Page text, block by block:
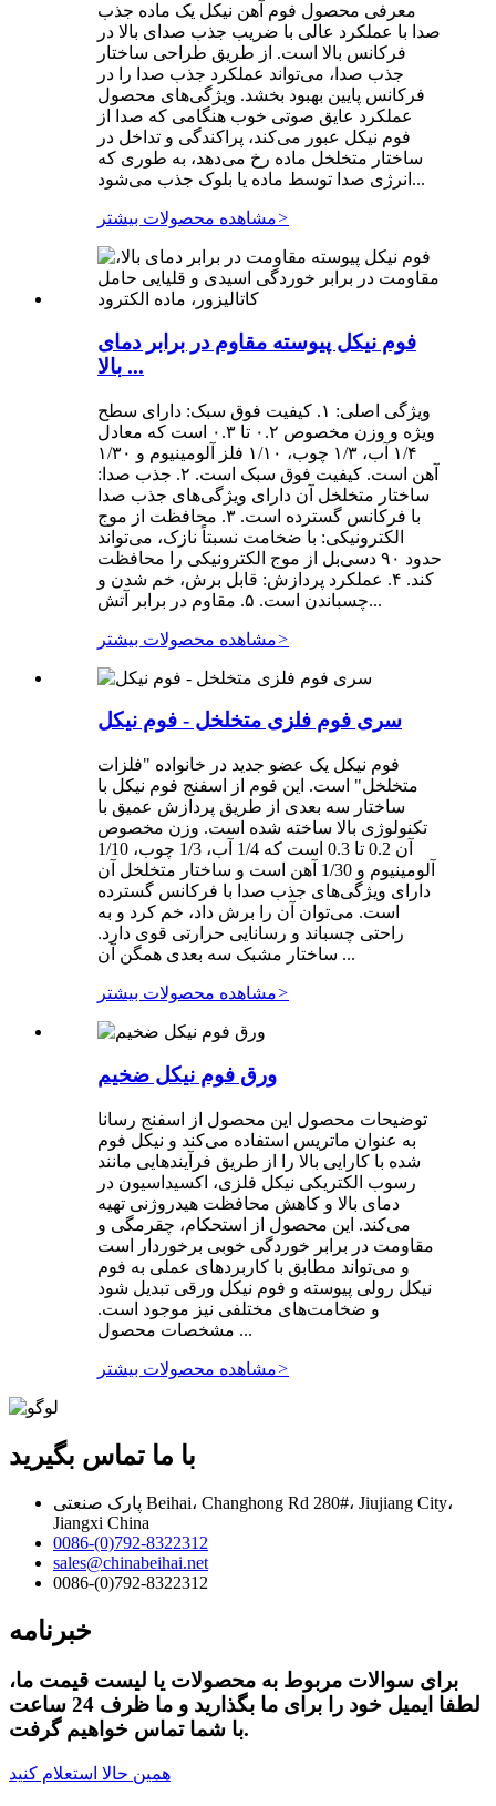
معرفی محصول فوم آهن نیکل یک ماده جذب
صدا با عملکرد عالی با ضریب جذب صدای بالا در
فرکانس بالا است. از طریق طراحی ساختار
جذب صدا، می‌تواند عملکرد جذب صدا را در
فرکانس پایین بهبود بخشد. ویژگی‌های محصول
عملکرد عایق صوتی خوب هنگامی که صدا از
فوم نیکل عبور می‌کند، پراکندگی و تداخل در
ساختار متخلخل ماده رخ می‌دهد، به طوری که
انرژی صدا توسط ماده یا بلوک جذب می‌شود...
مشاهده محصولات بیشتر>
فوم نیکل پیوسته مقاوم در برابر دمای
بالا ...
ویژگی اصلی: ۱. کیفیت فوق سبک: دارای سطح
ویژه و وزن مخصوص ۰.۲ تا ۰.۳ است که معادل
۱/۴ آب، ۱/۳ چوب، ۱/۱۰ فلز آلومینیوم و ۱/۳۰
آهن است. کیفیت فوق سبک است. ۲. جذب صدا:
ساختار متخلخل آن دارای ویژگی‌های جذب صدا
با فرکانس گسترده است. ۳. محافظت از موج
الکترونیکی: با ضخامت نسبتاً نازک، می‌تواند
حدود ۹۰ دسی‌بل از موج الکترونیکی را محافظت
کند. ۴. عملکرد پردازش: قابل برش، خم شدن و
چسباندن است. ۵. مقاوم در برابر آتش...
مشاهده محصولات بیشتر>
سری فوم فلزی متخلخل - فوم نیکل
فوم نیکل یک عضو جدید در خانواده "فلزات
متخلخل" است. این فوم از اسفنج فوم نیکل با
ساختار سه بعدی از طریق پردازش عمیق با
تکنولوژی بالا ساخته شده است. وزن مخصوص
آن 0.2 تا 0.3 است که 1/4 آب، 1/3 چوب، 1/10
آلومینیوم و 1/30 آهن است و ساختار متخلخل آن
دارای ویژگی‌های جذب صدا با فرکانس گسترده
است. می‌توان آن را برش داد، خم کرد و به
راحتی چسباند و رسانایی حرارتی قوی دارد.
ساختار مشبک سه بعدی همگن آن ...
مشاهده محصولات بیشتر>
ورق فوم نیکل ضخیم
توضیحات محصول این محصول از اسفنج رسانا
به عنوان ماتریس استفاده می‌کند و نیکل فوم
شده با کارایی بالا را از طریق فرآیندهایی مانند
رسوب الکتریکی نیکل فلزی، اکسیداسیون در
دمای بالا و کاهش محافظت هیدروژنی تهیه
می‌کند. این محصول از استحکام، چقرمگی و
مقاومت در برابر خوردگی خوبی برخوردار است
و می‌تواند مطابق با کاربردهای عملی به فوم
نیکل رولی پیوسته و فوم نیکل ورقی تبدیل شود
و ضخامت‌های مختلفی نیز موجود است.
مشخصات محصول ...
مشاهده محصولات بیشتر>
با ما تماس بگیرید
پارک صنعتی Beihai، Changhong Rd 280#، Jiujiang City،
Jiangxi China
0086-(0)792-8322312
sales@chinabeihai.net
0086-(0)792-8322312
خبرنامه
برای سوالات مربوط به محصولات یا لیست قیمت ما،
لطفا ایمیل خود را برای ما بگذارید و ما ظرف 24 ساعت
با شما تماس خواهیم گرفت.
همین حالا استعلام کنید